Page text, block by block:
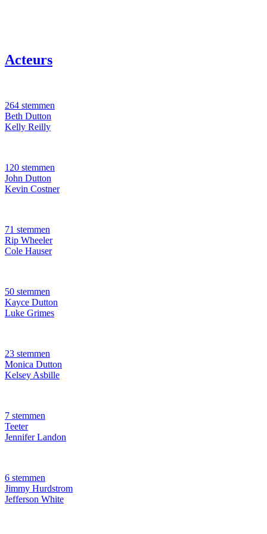
Acteurs
264 stemmen
Beth Dutton
Kelly Reilly
120 stemmen
John Dutton
Kevin Costner
71 stemmen
Rip Wheeler
Cole Hauser
50 stemmen
Kayce Dutton
Luke Grimes
23 stemmen
Monica Dutton
Kelsey Asbille
7 stemmen
Teeter
Jennifer Landon
6 stemmen
Jimmy Hurdstrom
Jefferson White